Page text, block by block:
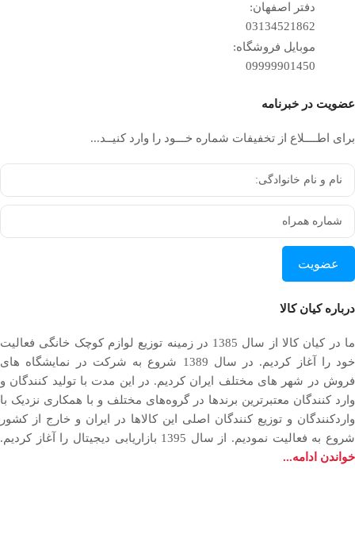
دفتر اصفهان:
03134521862
موبایل فروشگاه:
09999901450
عضویت در خبرنامه
برای اطــــلاع از تخفیفات شماره خـــود را وارد کنیــد...
عضویت
درباره کیان کالا
ما در کیان کالا از سال 1385 در زمینه توزیع لوازم کوچک خانگی فعالیت
خود را آغاز کردیم. در سال 1389 شروع به شرکت در نمایشگاه های
فروش در شهر های مختلف ایران کردیم. در اين مدت با توليد كنندگان و
وارد كنندگان معتبرترین برندها در گروه‌‏های مختلف و با همکاری نزدیک با
وارد‏کنندگان و توزیع‏ کنندگان اصلی این کالاها در ایران و خارج از کشور
شروع به فعاليت نمودیم. از سال 1395 بازاریابی دیجیتال را آغاز کردیم.
خواندن ادامه...